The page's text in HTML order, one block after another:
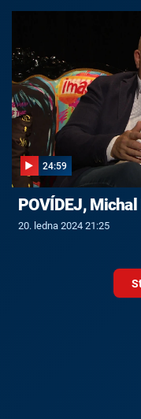
24:59
POVÍDEJ,
20. ledna 2024 21:25